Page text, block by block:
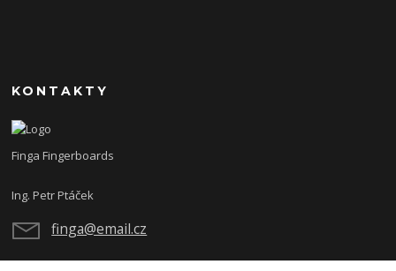
KONTAKTY
Finga Fingerboards
Ing. Petr Ptáček
finga@email.cz